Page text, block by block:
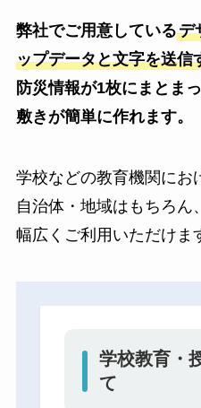
弊社でご用意しているデ
ップデータと文字を送信
防災情報が1枚にまとま
敷きが簡単に作れます。
学校などの教育機関にお
自治体・地域はもちろん
幅広くご利用いただけま
学校教育・
て